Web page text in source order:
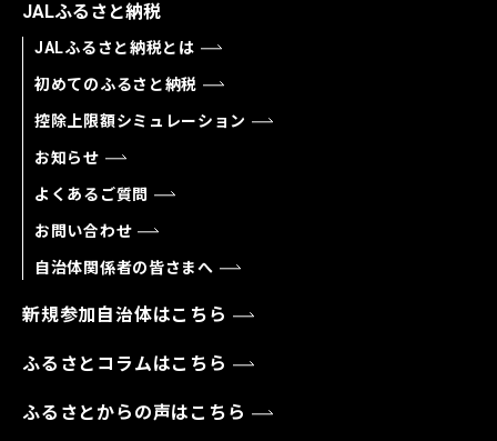
JALふるさと納税
JALふるさと納税とは
初めてのふるさと納税
控除上限額シミュレーション
お知らせ
よくあるご質問
お問い合わせ
自治体関係者の皆さまへ
新規参加自治体はこちら
ふるさとコラムはこちら
ふるさとからの声はこちら